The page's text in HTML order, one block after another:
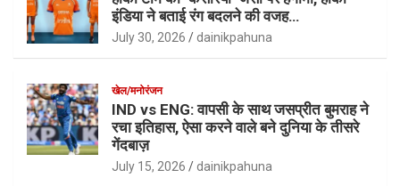
इंडिया ने बताई रंग बदलने की वजह…
July 30, 2026 dainikpahuna
खेल/मनोरंजन
IND vs ENG: वापसी के साथ जसप्रीत बुमराह ने
रचा इतिहास, ऐसा करने वाले बने दुनिया के तीसरे
गेंदबाज़
July 15, 2026 dainikpahuna